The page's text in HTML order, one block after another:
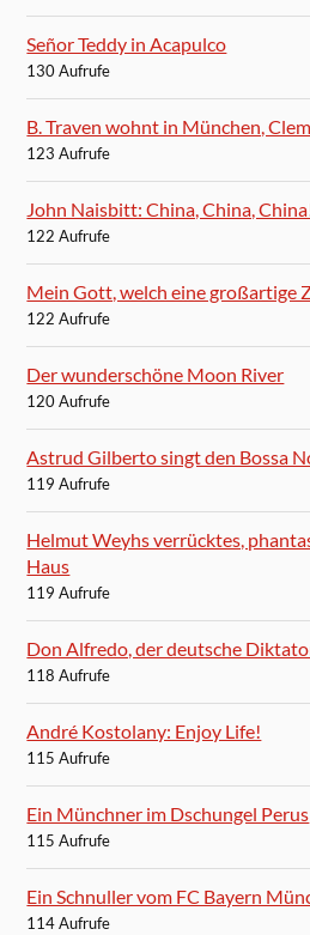
Señor Teddy in Acapulco
130 Aufrufe
B. Traven wohnt in München,
123 Aufrufe
John Naisbitt: China, China,
122 Aufrufe
Mein Gott, welch eine großartige
122 Aufrufe
Der wunderschöne Moon River
120 Aufrufe
Astrud Gilberto singt den Bossa
119 Aufrufe
Helmut Weyhs verrücktes,
Haus
119 Aufrufe
Don Alfredo, der deutsche
118 Aufrufe
André Kostolany: Enjoy Life!
115 Aufrufe
Ein Münchner im Dschungel Perus
115 Aufrufe
Ein Schnuller vom FC Bayern
114 Aufrufe